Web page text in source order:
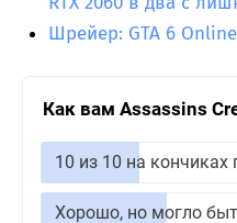
Шрейер: GTA 6
Как вам Assassins
10 из 10 на кончиках
Хорошо, но могло